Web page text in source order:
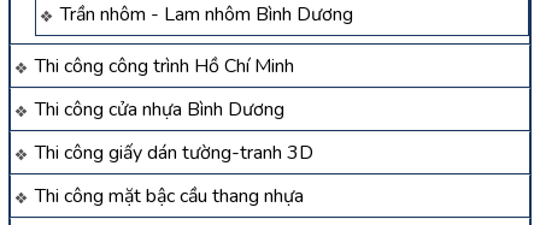
Trần nhôm - Lam nhôm Bình Dương
Thi công công trình Hồ Chí Minh
Thi công cửa nhựa Bình Dương
Thi công giấy dán tường-tranh 3D
Thi công mặt bậc cầu thang nhựa